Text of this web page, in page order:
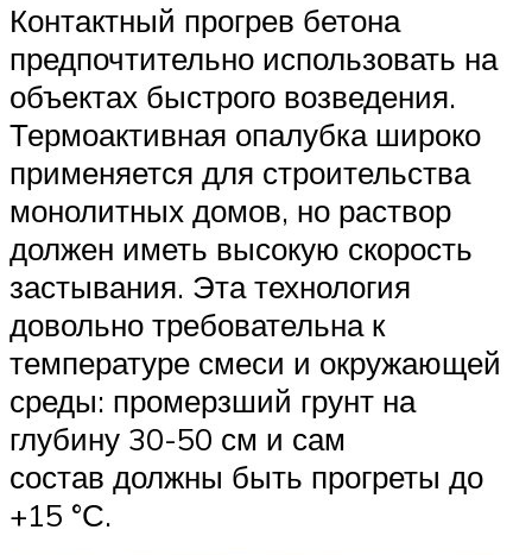
Контактный прогрев бетона
предпочтительно использовать на
объектах быстрого возведения.
Термоактивная опалубка широко
применяется для строительства
монолитных домов, но раствор
должен иметь высокую скорость
застывания. Эта технология
довольно требовательна к
температуре смеси и окружающей
среды: промерзший грунт на
глубину 30-50 см и сам
состав должны быть прогреты до
+15 °С.